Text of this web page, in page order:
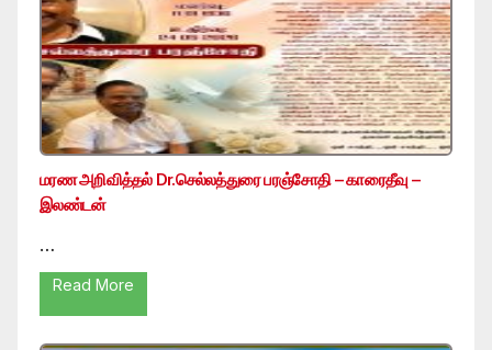
மரண அறிவித்தல் Dr.செல்லத்துரை பரஞ்சோதி – காரைதீவு –
இலண்டன்
…
Read More